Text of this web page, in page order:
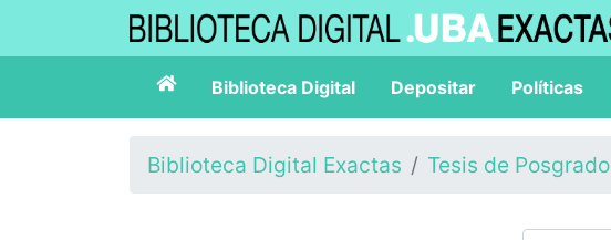
Biblioteca Digital Depositar Políticas
Biblioteca Digital Exactas Tesis de Posgrado